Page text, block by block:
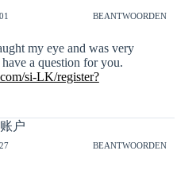
BEANTWOORDEN
my eye and was very
a question for you.
si-LK/register?
户
BEANTWOORDEN